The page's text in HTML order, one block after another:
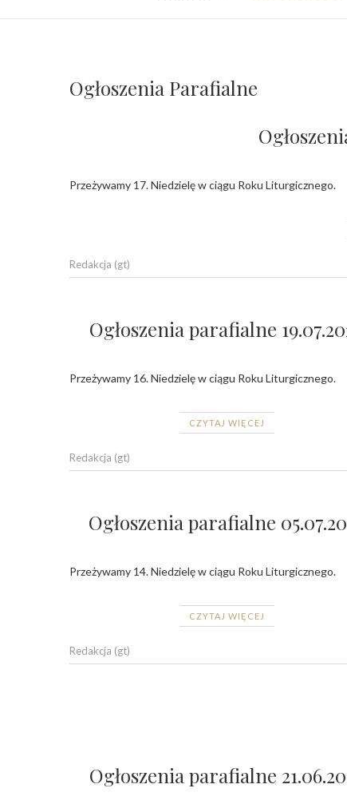
Ogłoszenia Parafialne
Przeżywamy 17. Niedzielę w ciągu Roku Liturgicznego.
Redakcja (gt)
Ogłoszenia parafialne
Przeżywamy 16. Niedzielę w ciągu Roku Liturgicznego.
CZYTAJ WIĘCEJ
Redakcja (gt)
Ogłoszenia parafialne
Przeżywamy 14. Niedzielę w ciągu Roku Liturgicznego.
CZYTAJ WIĘCEJ
Redakcja (gt)
Ogłoszenia parafialne